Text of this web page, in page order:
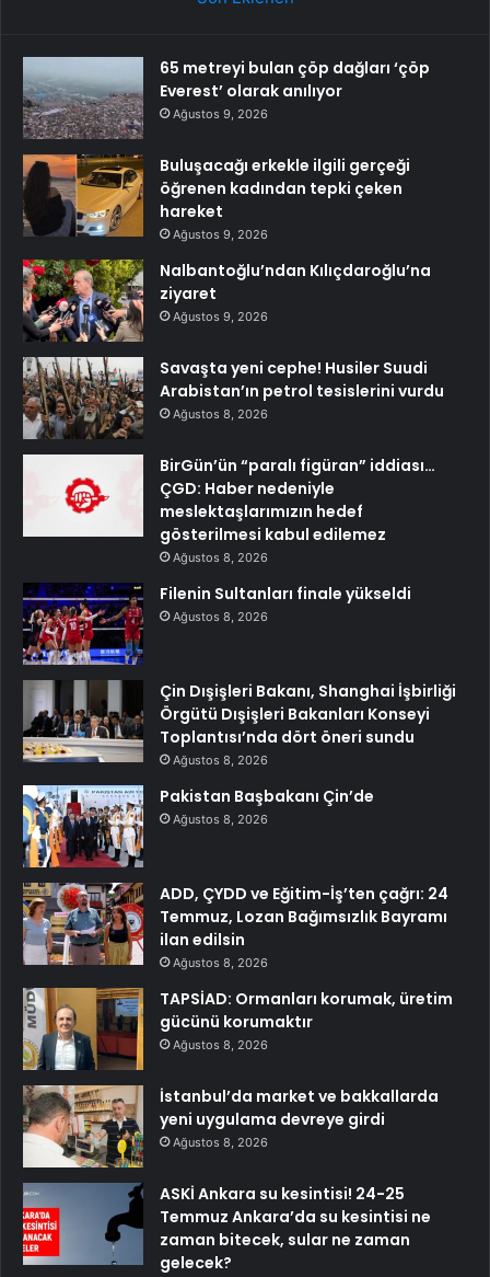
65 metreyi bulan çöp dağları ‘çöp
Everest’ olarak anılıyor
Ağustos 9, 2026
Buluşacağı erkekle ilgili gerçeği
öğrenen kadından tepki çeken
hareket
Ağustos 9, 2026
Nalbantoğlu’ndan Kılıçdaroğlu’na
ziyaret
Ağustos 9, 2026
Savaşta yeni cephe! Husiler Suudi
Arabistan’ın petrol tesislerini vurdu
Ağustos 8, 2026
BirGün’ün “paralı figüran” iddiası…
ÇGD: Haber nedeniyle
meslektaşlarımızın hedef
gösterilmesi kabul edilemez
Ağustos 8, 2026
Filenin Sultanları finale yükseldi
Ağustos 8, 2026
Çin Dışişleri Bakanı, Shanghai İşbirliği
Örgütü Dışişleri Bakanları Konseyi
Toplantısı’nda dört öneri sundu
Ağustos 8, 2026
Pakistan Başbakanı Çin’de
Ağustos 8, 2026
ADD, ÇYDD ve Eğitim-İş’ten çağrı: 24
Temmuz, Lozan Bağımsızlık Bayramı
ilan edilsin
Ağustos 8, 2026
TAPSİAD: Ormanları korumak, üretim
gücünü korumaktır
Ağustos 8, 2026
İstanbul’da market ve bakkallarda
yeni uygulama devreye girdi
Ağustos 8, 2026
ASKİ Ankara su kesintisi! 24-25
Temmuz Ankara’da su kesintisi ne
zaman bitecek, sular ne zaman
gelecek?